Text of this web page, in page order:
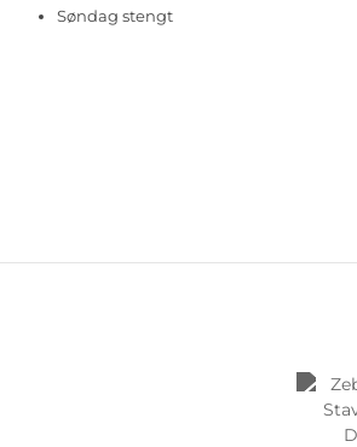
Søndag stengt